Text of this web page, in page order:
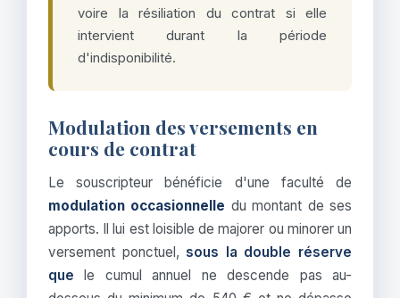
voire la résiliation du contrat si elle
intervient durant la période
d'indisponibilité.
Modulation des versements en
cours de contrat
Le souscripteur bénéficie d'une faculté de
modulation occasionnelle du montant de ses
apports. Il lui est loisible de majorer ou minorer un
versement ponctuel, sous la double réserve
que le cumul annuel ne descende pas au-